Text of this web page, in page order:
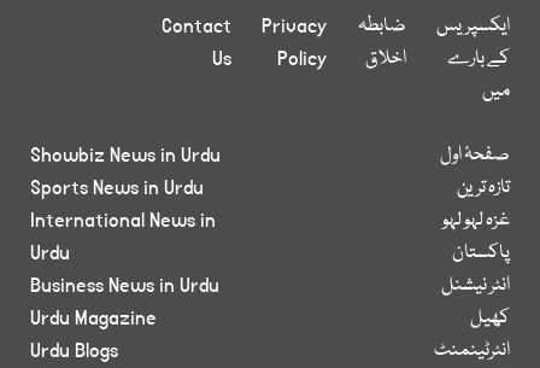
ایکسپریس
کے بارے
میں
ضابطہ
اخلاق
Privacy
Policy
Contact
Us
صفحۂ اول
تازہ ترین
غزہ لہو لہو
پاکستان
انٹر نیشنل
کھیل
انٹرٹینمنٹ
Showbiz News in Urdu
Sports News in Urdu
International News in
Urdu
Business News in Urdu
Urdu Magazine
Urdu Blogs